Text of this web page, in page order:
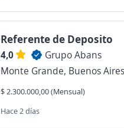
Referente de Deposito
4,0
Grupo Abans
Monte Grande, Buenos
$ 2.300.000,00 (Mensual)
Hace 2 días